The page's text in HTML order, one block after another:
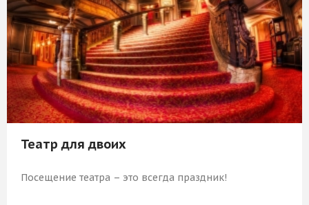
Театр для двоих
Посещение театра – это всегда праздник!